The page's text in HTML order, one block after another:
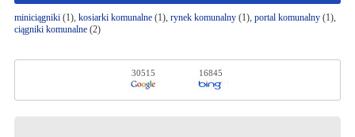
miniciągniki(1), kosiarki komunalne(1), rynek komunalny(1), portal komunalny(1),
ciągniki komunalne(2)
30515 16845